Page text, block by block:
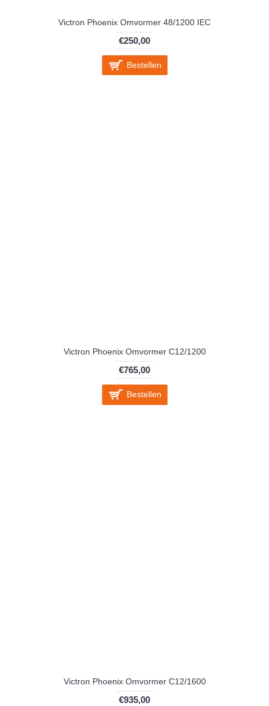
Victron Phoenix Omvormer 48/1200 IEC
€250,00
Bestellen
Victron Phoenix Omvormer C12/1200
€765,00
Bestellen
Victron Phoenix Omvormer C12/1600
€935,00